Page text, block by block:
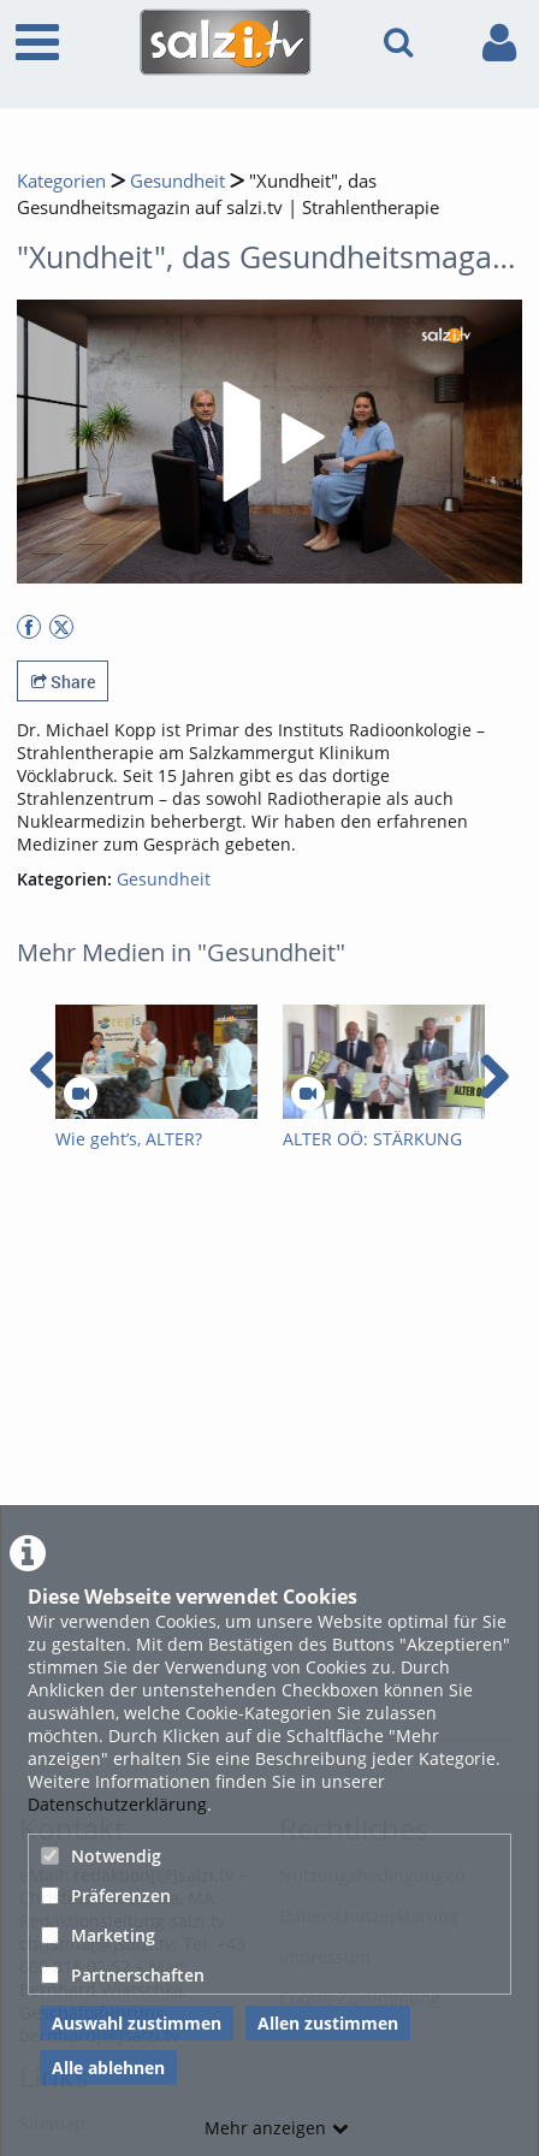
Diese Webseite verwendet Cookies
Wir verwenden Cookies, um unsere Website optimal für Sie
zu gestalten. Mit dem Bestätigen des Buttons "Akzeptieren"
stimmen Sie der Verwendung von Cookies zu. Durch
Anklicken der untenstehenden Checkboxen können Sie
auswählen, welche Cookie-Kategorien Sie zulassen
möchten. Durch Klicken auf die Schaltfläche "Mehr
anzeigen" erhalten Sie eine Beschreibung jeder Kategorie.
Weitere Informationen finden Sie in unserer
Datenschutzerklärung.
Notwendig
Präferenzen
Marketing
Partnerschaften
Auswahl zustimmen
Allen zustimmen
Alle ablehnen
Mehr anzeigen
Kategorien Gesundheit
"Xundheit", das
Gesundheitsmagazin auf salzi.tv | Strahlentherapie
"Xundheit", das Gesundheitsmagazin auf salzi.tv | Strahlentherapie
Share
Dr. Michael Kopp ist Primar des Instituts Radioonkologie –
Strahlentherapie am Salzkammergut Klinikum
Vöcklabruck. Seit 15 Jahren gibt es das dortige
Strahlenzentrum – das sowohl Radiotherapie als auch
Nuklearmedizin beherbergt. Wir haben den erfahrenen
Mediziner zum Gespräch gebeten.
Kategorien: Gesundheit
Mehr Medien in "Gesundheit"
Wie geht’s, ALTER?
ALTER OÖ: STÄRKUNG
Kontakt
Christina Wiatschka, MA,
Redaktionsleitung salzi.tv
christina[@]salzi.tv; Tel. +43
660 818 02 52 + Mag.
Bernhard Wiatschka,
Geschäftsführung
bernhard[@]salzi.tv
Rechtliches
Cookie-Zustimmung
Links